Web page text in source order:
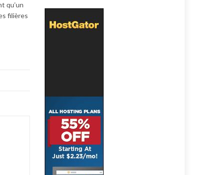
qu’un
filières